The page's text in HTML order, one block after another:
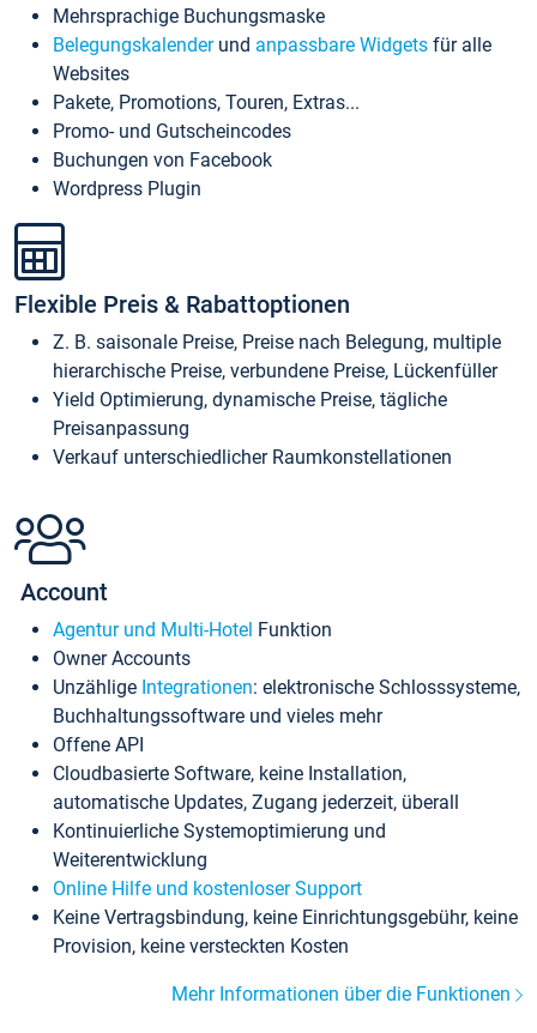
Mehrsprachige Buchungsmaske
Belegungskalenderund anpassbare Widgets für alle
Websites
Pakete, Promotions, Touren, Extras...
Promo- und Gutscheincodes
Buchungen von Facebook
Wordpress Plugin
Flexible Preis & Rabattoptionen
Z. B. saisonale Preise, Preise nach Belegung, multiple
hierarchische Preise, verbundene Preise, Lückenfüller
Yield Optimierung, dynamische Preise, tägliche
Preisanpassung
Verkauf unterschiedlicher Raumkonstellationen
Account
Agentur und Multi-Hotel Funktion
Owner Accounts
Unzählige Integrationen: elektronische Schlosssysteme,
Buchhaltungssoftware und vieles mehr
Offene API
Cloudbasierte Software, keine Installation,
automatische Updates, Zugang jederzeit, überall
Kontinuierliche Systemoptimierung und
Weiterentwicklung
Online Hilfe und kostenloser Support
Keine Vertragsbindung, keine Einrichtungsgebühr, keine
Provision, keine versteckten Kosten
Mehr Informationen über die Funktionen